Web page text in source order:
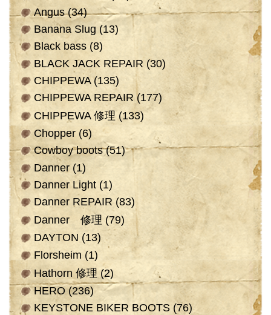
Angus(34)
Banana Slug (13)
Black bass(8)
BLACK JACK REPAIR (30)
CHIPPEWA(135)
CHIPPEWA REPAIR (177)
CHIPPEWA 修理 (133)
Chopper(6)
Cowboy boots(51)
Danner(1)
Danner Light(1)
Danner REPAIR (83)
Danner 修理 (79)
DAYTON (13)
Florsheim (1)
Hathorn 修理 (2)
HERO(236)
KEYSTONE BIKER BOOTS(76)